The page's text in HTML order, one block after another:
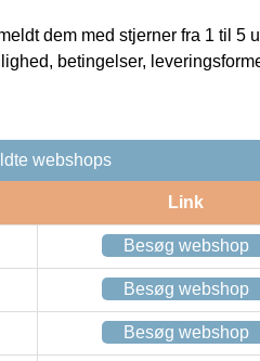
dem med stjerner fra 1 til 5
betingelser,
webshops
Link
Besøg webshop
Besøg webshop
Besøg webshop